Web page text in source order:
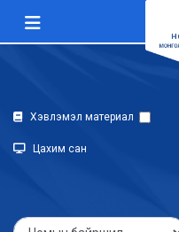
Хэвлэмэл материал
Цахим сан